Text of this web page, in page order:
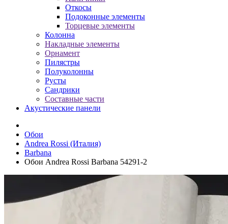
Откосы
Подоконные элементы
Торцевые элементы
Колонна
Накладные элементы
Орнамент
Пилястры
Полуколонны
Русты
Сандрики
Составные части
Акустические панели
Обои
Andrea Rossi (Италия)
Barbana
Обои Andrea Rossi Barbana 54291-2